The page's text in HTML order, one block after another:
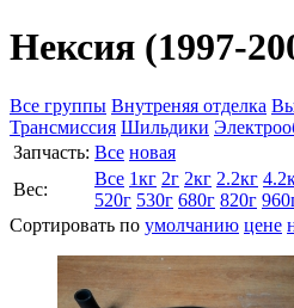
Нексия (1997-
Все группы Внутреняя отделка
Трансмиссия Шильдики
Запчасть: Все новая
Вес:
Все 1кг 2г 2кг 2.2кг
520г 530г 680г 820г
Сортировать по умолчанию цене